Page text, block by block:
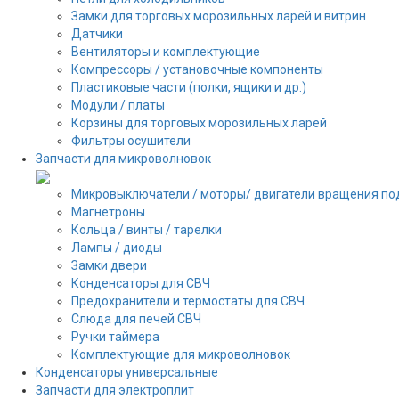
Замки для торговых морозильных ларей и витрин
Датчики
Вентиляторы и комплектующие
Компрессоры / установочные компоненты
Пластиковые части (полки, ящики и др.)
Модули / платы
Корзины для торговых морозильных ларей
Фильтры осушители
Запчасти для микроволновок
Микровыключатели / моторы/ двигатели вращения
Магнетроны
Кольца / винты / тарелки
Лампы / диоды
Замки двери
Конденсаторы для СВЧ
Предохранители и термостаты для СВЧ
Слюда для печей СВЧ
Ручки таймера
Комплектующие для микроволновок
Конденсаторы универсальные
Запчасти для электроплит